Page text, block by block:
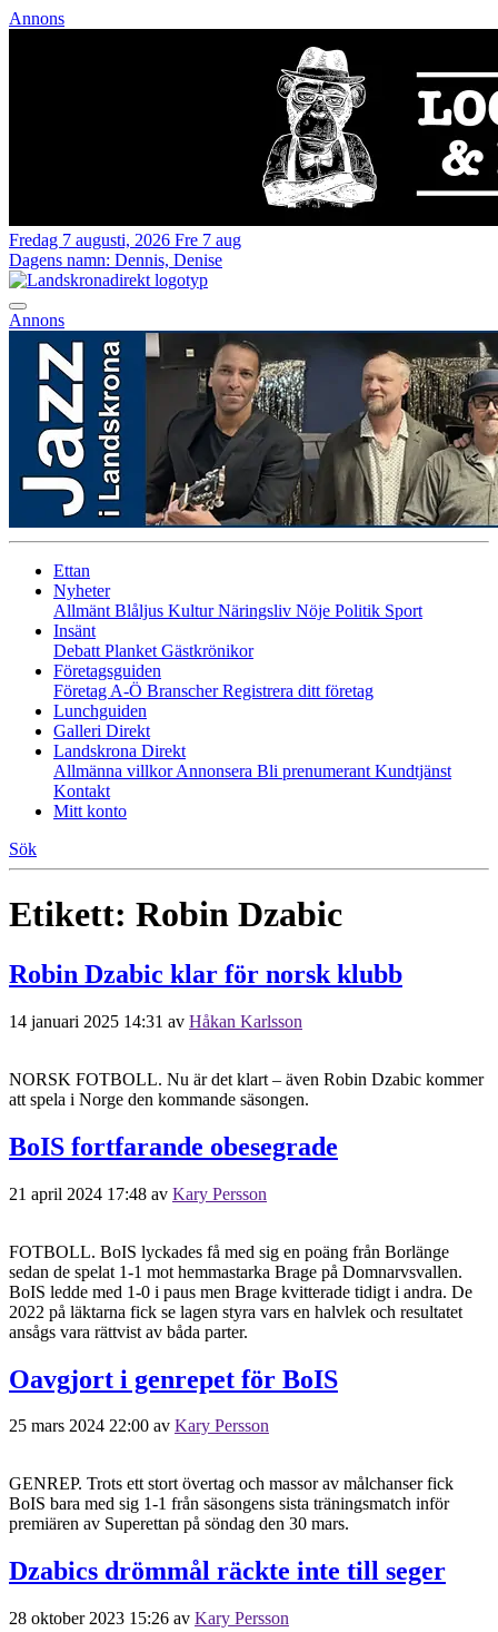
Annons
Fredag 7 augusti, 2026 Fre 7 aug
Dagens namn: Dennis, Denise
Annons
Ettan
Nyheter
Allmänt Blåljus KulturNäringsliv Nöje Politik Sport
Insänt
Debatt Planket Gästkrönikor
Företagsguiden
Företag A-Ö BranscherRegistrera ditt företag
Lunchguiden
Galleri Direkt
Landskrona Direkt
Allmänna villkorAnnonsera Bli prenumerant Kundtjänst
Kontakt
Mitt konto
Sök
Etikett: Robin Dzabic
Robin Dzabic klar för norsk klubb
14 januari 2025 14:31 av Håkan Karlsson
NORSK FOTBOLL. Nu är det klart – även Robin Dzabic kommer
att spela i Norge den kommande säsongen.
BoIS fortfarande obesegrade
21 april 2024 17:48 av Kary Persson
FOTBOLL. BoIS lyckades få med sig en poäng från Borlänge
sedan de spelat 1-1 mot hemmastarka Brage på Domnarvsvallen.
BoIS ledde med 1-0 i paus men Brage kvitterade tidigt i andra. De
2022 på läktarna fick se lagen styra vars en halvlek och resultatet
ansågs vara rättvist av båda parter.
Oavgjort i genrepet för BoIS
25 mars 2024 22:00 av Kary Persson
GENREP. Trots ett stort övertag och massor av målchanser fick
BoIS bara med sig 1-1 från säsongens sista träningsmatch inför
premiären av Superettan på söndag den 30 mars.
Dzabics drömmål räckte inte till seger
28 oktober 2023 15:26 av Kary Persson